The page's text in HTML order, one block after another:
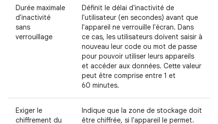
Durée maximale
d'inactivité
sans
verrouillage
Définit le délai d'inactivité de
l'utilisateur (en secondes) avant que
l'appareil ne verrouille l'écran. Dans
ce cas, les utilisateurs doivent saisir à
nouveau leur code ou mot de passe
pour pouvoir utiliser leurs appareils
et accéder aux données. Cette valeur
peut être comprise entre 1 et
60 minutes.
Exiger le
chiffrement du
Indique que la zone de stockage doit
être chiffrée, si l'appareil le permet.